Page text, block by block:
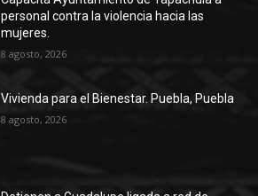
personal contra la violencia hacia las
mujeres.
8 agosto, 2026
Vivienda para el Bienestar. Puebla, Puebla
8 agosto, 2026